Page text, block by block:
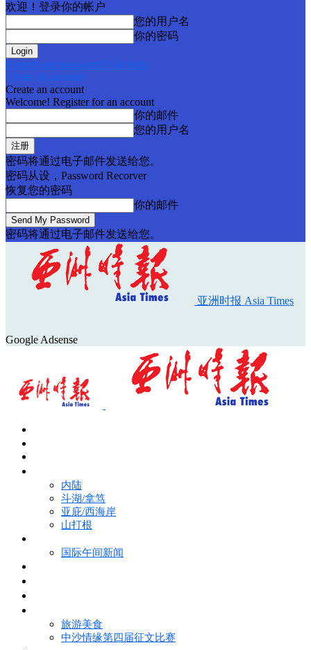
欢迎！登录你的帐户
您的用户名
你的密码
Forgot your password? Get help
Create an account
Create an account
Welcome! Register for an account
你的邮件
您的用户名
密码将通过电子邮件发送给您。
密码从设，Password Recorver
恢复您的密码
你的邮件
密码将通过电子邮件发送给您。
亚洲时报 Asia Times
Google Adsense
内陆
斗湖/拿笃
亚庇/西海岸
山打根
国际午间新闻
旅游美食
中沙情缘第四届征文比赛